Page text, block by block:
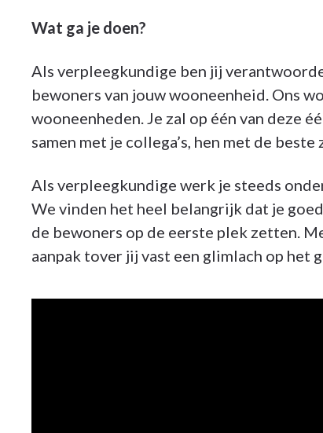
Wat ga je doen?
Als verpleegkundige ben jij
bewoners van jouw wooneenheid. Ons
wooneenheden. Je zal op één van deze
samen met je collega’s, hen met de
Als verpleegkundige werk je steeds
We vinden het heel belangrijk dat je
de bewoners op de eerste plek zetten.
aanpak tover jij vast een glimlach op het